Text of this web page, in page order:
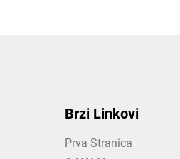
Brzi Linkovi
Prva Stranica